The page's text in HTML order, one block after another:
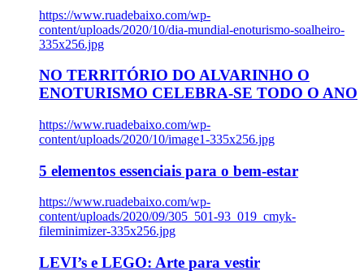
https://www.ruadebaixo.com/wp-
content/uploads/2020/10/dia-mundial-enoturismo-soalheiro-
335x256.jpg
NO TERRITÓRIO DO ALVARINHO O
ENOTURISMO CELEBRA-SE TODO O ANO
https://www.ruadebaixo.com/wp-
content/uploads/2020/10/image1-335x256.jpg
5 elementos essenciais para o bem-estar
https://www.ruadebaixo.com/wp-
content/uploads/2020/09/305_501-93_019_cmyk-
fileminimizer-335x256.jpg
LEVI’s e LEGO: Arte para vestir